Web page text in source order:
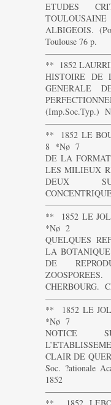
ETUDES
ALBIGEOIS.
Toulouse 76 p.
** 1852
HISTOIRE DE
GENERALE
(Imp.Soc.Typ.)
** 1852 LE
8 *Nø 7
DE LA
LES MILIEUX
DEUX
** 1852 LE
*Nø 2
QUELQUES
LA
DE
CHERBOURG.
** 1852 LE
*Nø 7
NOTICE
CLAIR DE
Soc. ?ationale
1852